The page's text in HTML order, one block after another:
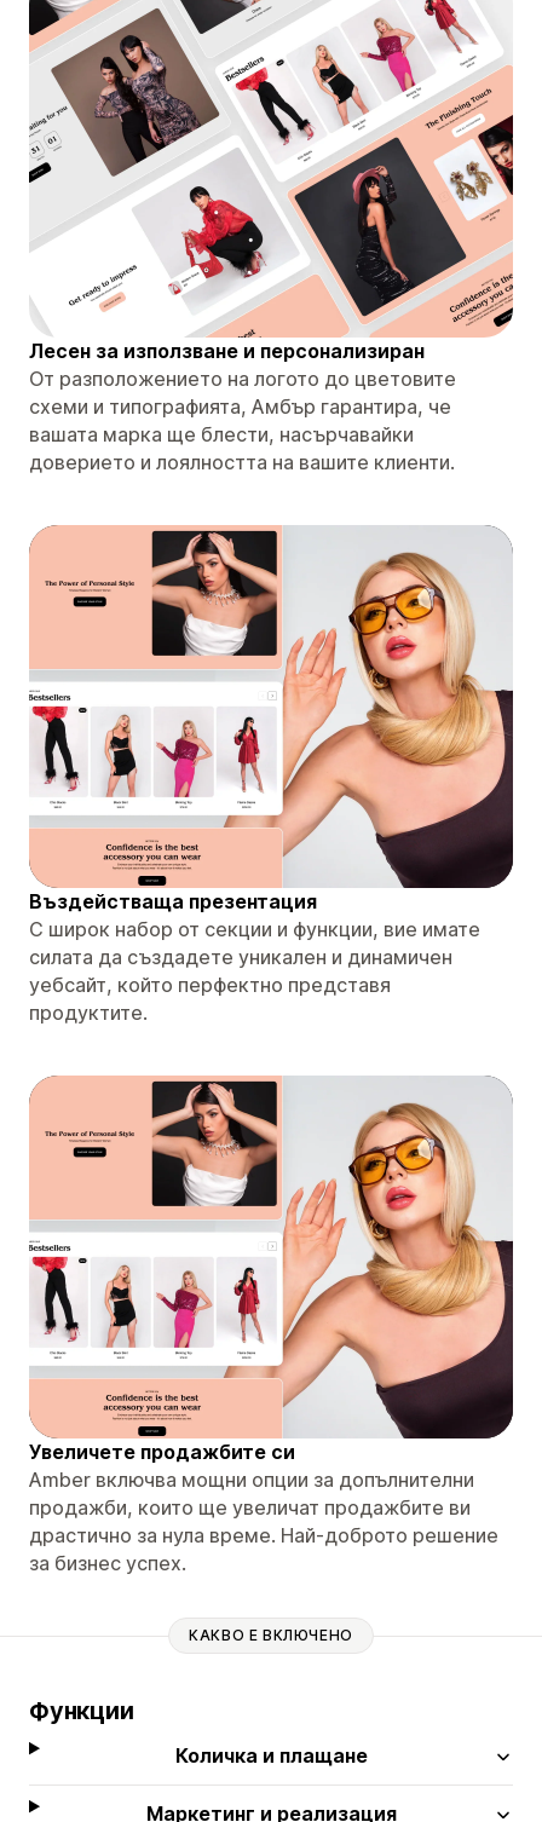
Лесен за използване и персонализиран
От разположението на логото до цветовите
схеми и типографията, Амбър гарантира, че
вашата марка ще блести, насърчавайки
доверието и лоялността на вашите клиенти.
Въздействаща презентация
С широк набор от секции и функции, вие имате
силата да създадете уникален и динамичен
уебсайт, който перфектно представя
продуктите.
Увеличете продажбите си
Amber включва мощни опции за допълнителни
продажби, които ще увеличат продажбите ви
драстично за нула време. Най-доброто решение
за бизнес успех.
КАКВО Е ВКЛЮЧЕНО
Функции
Количка и плащане
Маркетинг и реализация